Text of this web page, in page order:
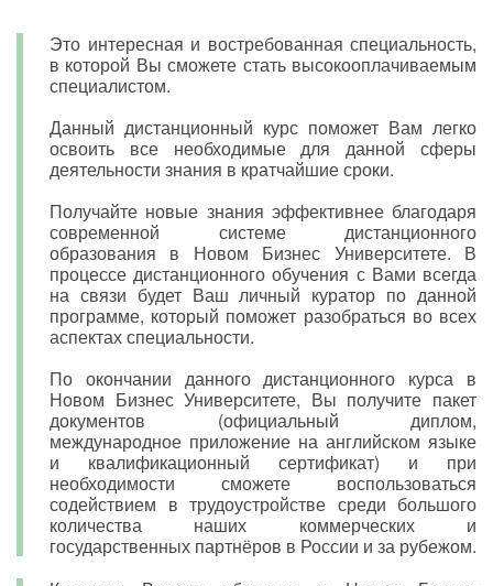
Это интересная и востребованная специальность,
в которой Вы сможете стать высокооплачиваемым
специалистом.
Данный дистанционный курс поможет Вам легко
освоить все необходимые для данной сферы
деятельности знания в кратчайшие сроки.
Получайте новые знания эффективнее благодаря
современной системе дистанционного
образования в Новом Бизнес Университете. В
процессе дистанционного обучения с Вами всегда
на связи будет Ваш личный куратор по данной
программе, который поможет разобраться во всех
аспектах специальности.
По окончании данного дистанционного курса в
Новом Бизнес Университете, Вы получите пакет
документов (официальный диплом,
международное приложение на английском языке
и квалификационный сертификат) и при
необходимости сможете воспользоваться
содействием в трудоустройстве среди большого
количества наших коммерческих и
государственных партнёров в России и за рубежом.